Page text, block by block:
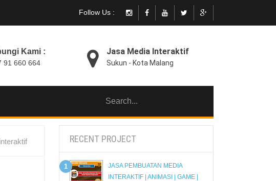
Follow Us :
Kami :
91 660 664
Jasa Media Interaktif
Sukun - Kota Malang
RECENT PROJECT
JASA PEMBUATAN MEDIA
INTERAKTIF | ANIMASI | GAME |